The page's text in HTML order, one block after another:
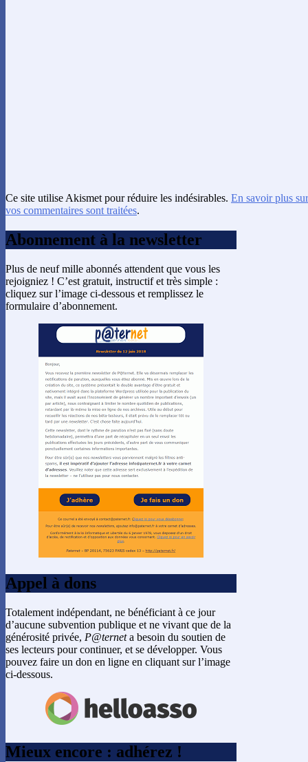
Ce site utilise Akismet pour réduire les indésirables. En savoir plus
vos commentaires sont traitées.
Abonnement à la newsletter
Plus de neuf mille abonnés attendent que vous les
rejoigniez ! C’est gratuit, instructif et très simple :
cliquez sur l’image ci-dessous et remplissez le
formulaire d’abonnement.
Appel à dons
Totalement indépendant, ne bénéficiant à ce jour
d’aucune subvention publique et ne vivant que de la
générosité privée, P@terneta besoin du soutien de
ses lecteurs pour continuer, et se développer. Vous
pouvez faire un don en ligne en cliquant sur l’image
ci-dessous.
Mieux encore : adhérez !